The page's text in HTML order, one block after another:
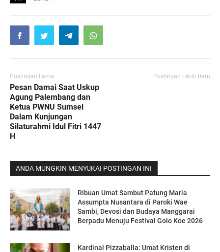
Postingan Lama
Pesan Damai Saat Uskup
Agung Palembang dan
Ketua PWNU Sumsel
Dalam Kunjungan
Silaturahmi Idul Fitri 1447
H
Postingan Lebih Baru
ANDA MUNGKIN MENYUKAI POSTINGAN INI
Ribuan Umat Sambut Patung Maria
Assumpta Nusantara di Paroki Wae
Sambi, Devosi dan Budaya Manggarai
Berpadu Menuju Festival Golo Koe 2026
Kardinal Pizzaballa: Umat Kristen di